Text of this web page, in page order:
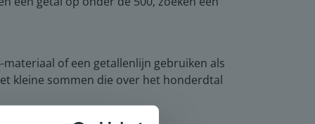
of een getallenlijn gebruiken als
kleine sommen die over het honderdtal